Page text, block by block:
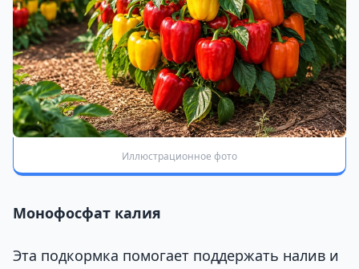
Иллюстрационное фото
Монофосфат калия
Эта подкормка помогает поддержать налив и